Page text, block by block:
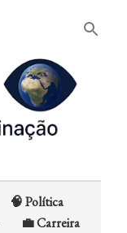
🧠 Política
💼 Carreira